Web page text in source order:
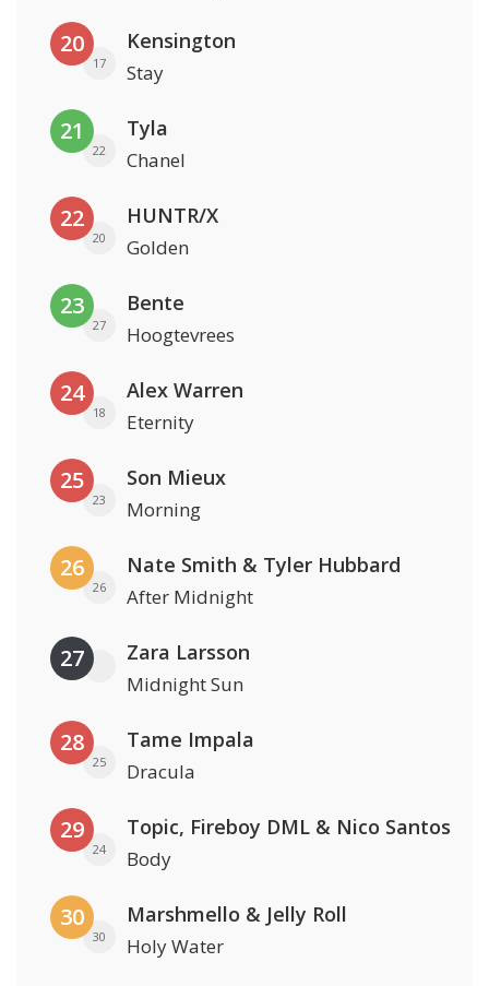
20
17
Kensington
Stay
21
22
Tyla
Chanel
22
20
HUNTR/X
Golden
23
27
Bente
Hoogtevrees
24
18
Alex Warren
Eternity
25
23
Son Mieux
Morning
26
26
Nate Smith & Tyler Hubbard
After Midnight
27 Zara Larsson
Midnight Sun
28
25
Tame Impala
Dracula
29
24
Topic, Fireboy DML & Nico Santos
Body
30
30
Marshmello & Jelly Roll
Holy Water